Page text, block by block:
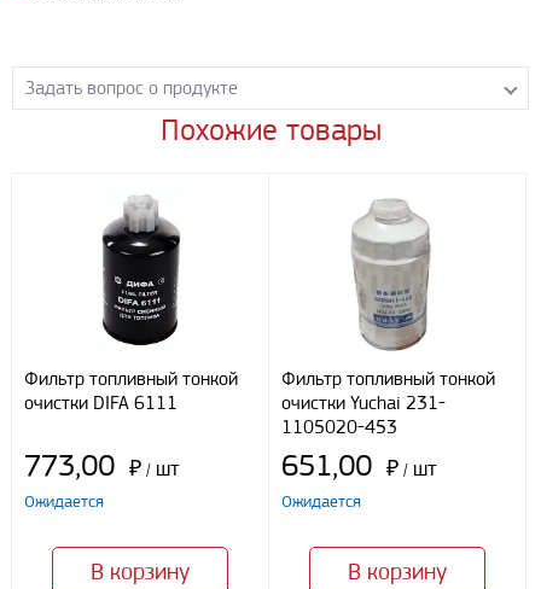
Задать вопрос о продукте
Задайте нашим менеджерам вопрос о данном продукте.
персональных данных, в соответствии с федеральным законом от
27.07.2006 N152 ФЗ «О персональных данных», на условиях
Похожие товары
Фильтр топливный тонкой
очистки DIFA 6111
773,00 ₽ / шт
Ожидается
В корзину
Фильтр топливный тонкой
очистки Yuchai 231-
1105020-453
651,00 ₽ / шт
Ожидается
В корзину